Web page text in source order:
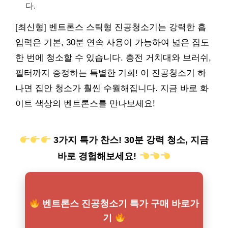
다.
[최신형] 벤트론스 스틱형 진공청소기는 강력한 흡
입력은 기본, 30분 연속 사용이 가능하여 넓은 집도
한 번에 청소할 수 있습니다. 충전 거치대와 브러쉬,
필터까지 증정하는 특별한 기회! 이 진공청소기 하
나면 집안 청소가 훨씬 수월해집니다. 지금 바로 화
이트 색상의 벤트론스를 만나보세요!
3가지 특가 찬스! 30분 강력 청소, 지금
바로 경험해보세요!
벤트론스 진공청소기 특가 구매 바로가
기